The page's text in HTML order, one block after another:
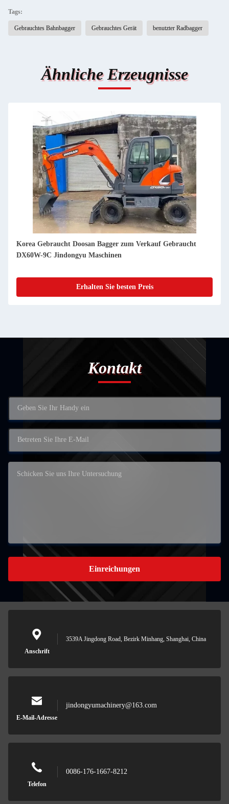
Tags:
Gebrauchtes Bahnbagger Gebrauchtes Gerät benutzter Radbagger
Ähnliche Erzeugnisse
Korea Gebraucht Doosan Bagger zum Verkauf Gebraucht
DX60 Jindongyu Maschinen
Erhalten Sie besten Preis
Kontakt
Einreichungen
Anschrift
3539A Jingdong Road, Bezirk Minhang, Shanghai, China
E-Mail-Adresse
jindongyumachinery@163.com
Telefon
0086-176-1667-8212